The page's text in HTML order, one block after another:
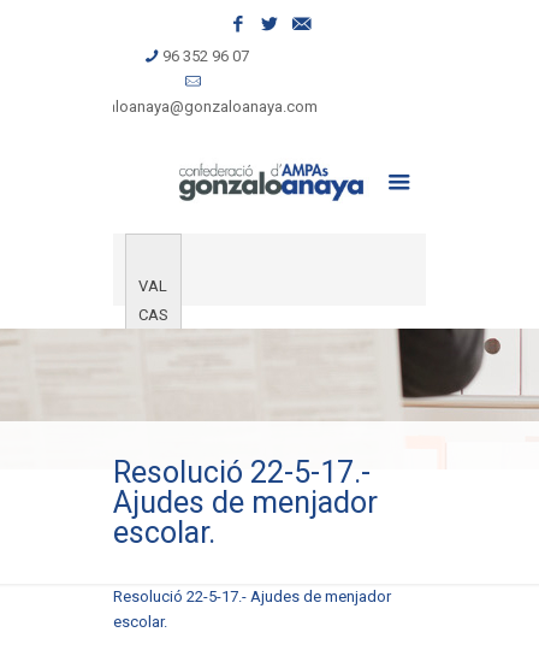
96 352 96 07
gonzaloanaya@gonzaloanaya.com
VAL
CAS
Resolució 22-5-17.-
Ajudes de menjador
escolar.
Resolució 22-5-17.- Ajudes de menjador
escolar.